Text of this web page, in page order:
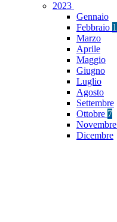
2023
Gennaio
Febbraio 1
Marzo
Aprile
Maggio
Giugno
Luglio
Agosto
Settembre
Ottobre 7
Novembre
Dicembre